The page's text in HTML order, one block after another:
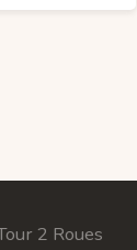
2 Roues